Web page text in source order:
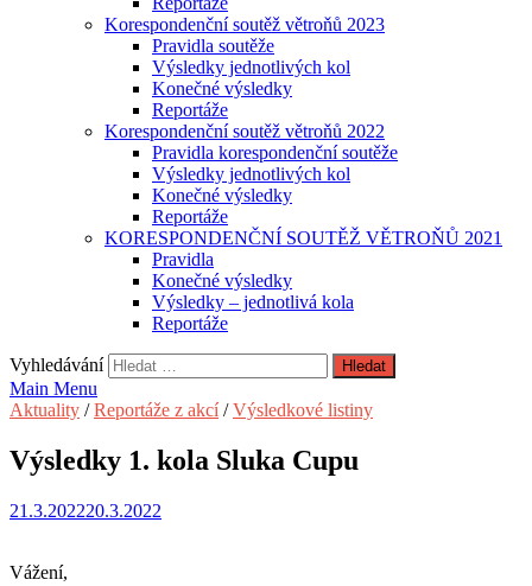
Korespondenční soutěž větroňů 2023
Pravidla soutěže
Výsledky jednotlivých kol
Konečné výsledky
Reportáže
Korespondenční soutěž větroňů 2022
Pravidla korespondenční soutěže
Výsledky jednotlivých kol
Konečné výsledky
Reportáže
KORESPONDENČNÍ SOUTĚŽ VĚTROŇŮ 2021
Pravidla
Konečné výsledky
Výsledky – jednotlivá kola
Reportáže
Vyhledávání
Main Menu
Aktuality /Reportáže z akcí/Výsledkové listiny
Výsledky 1. kola Sluka Cupu
21.3.202220.3.2022
Vážení,